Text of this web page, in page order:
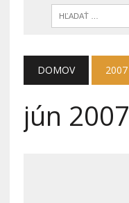
DOMOV 2007
jún 2007